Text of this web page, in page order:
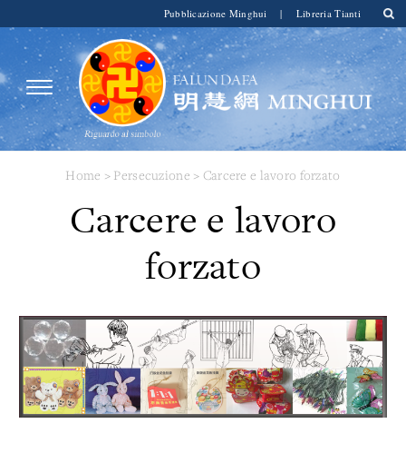
Pubblicazione Minghui | Libreria Tianti
Home > Persecuzione > Carcere e lavoro forzato
Carcere e lavoro
forzato